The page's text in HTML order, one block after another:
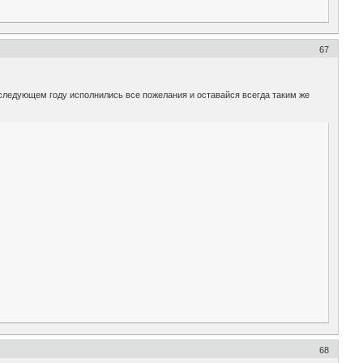
67
году исполнились все пожелания и оставайся всегда таким же
68